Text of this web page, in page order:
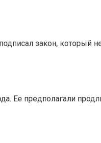
закон, который
Ее предполагали